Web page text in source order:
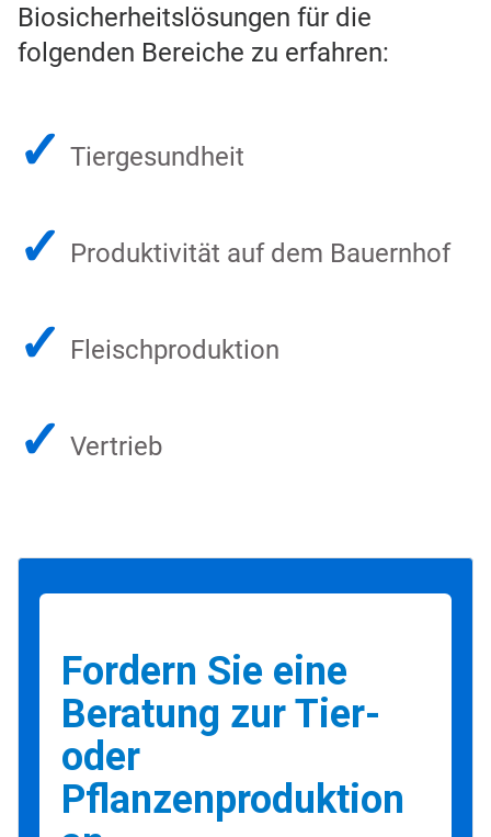
Biosicherheitslösungen für die
folgenden Bereiche zu erfahren:​​​​​​​
✓ Tiergesundheit
✓ Produktivität auf dem Bauernhof
✓ Fleischproduktion
✓ Vertrieb
Fordern Sie eine
Beratung zur Tier-
oder
Pflanzenproduktion